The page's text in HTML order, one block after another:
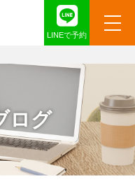
LINEで予約
ログ